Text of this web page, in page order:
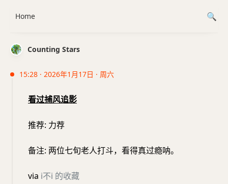
Counting Stars
15:28 · 2026年1月17日 · 周六
看过捕风追影
推荐: 力荐
备注: 两位七旬老人打斗，看得真过瘾呐。
via i不i 的收藏
Home